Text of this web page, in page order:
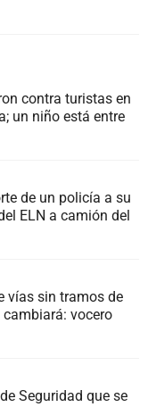
contra turistas en
un niño está entre
de un policía a su
ELN a camión del
vías sin tramos de
vocero
Seguridad que se